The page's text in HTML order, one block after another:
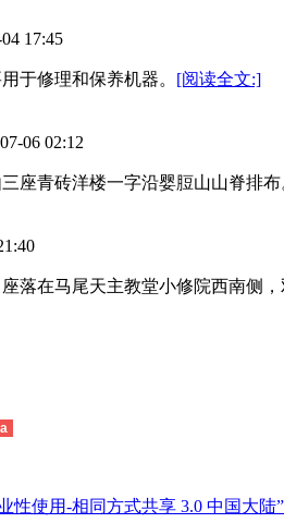
17:45
于修理和保养机器。 [阅读全文:]
06 02:12
座青砖洋楼一字沿婴脰山山脊排
在马尾天主教堂小修院西南侧
性使用-相同方式共享 3.0 中国大陆